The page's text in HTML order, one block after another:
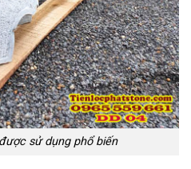
sử dụng phổ biến